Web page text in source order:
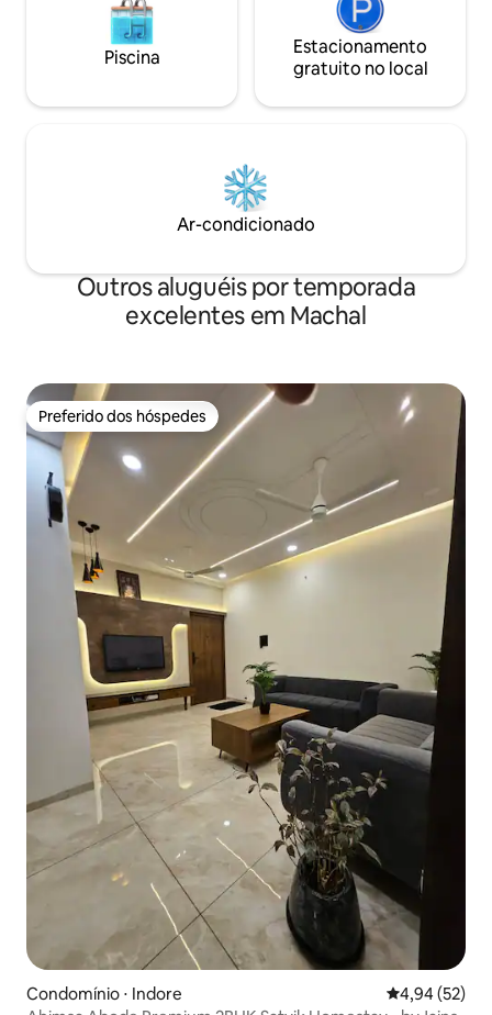
Piscina
Estacionamento
gratuito no local
Ar-condicionado
Outros aluguéis por temporada
excelentes em Machal
Preferido dos hóspedes
Preferido dos hóspedes
Condomínio ⋅ Indore 4,94 de uma
4,94 (52)